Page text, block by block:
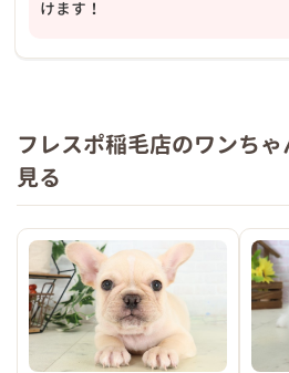
けます！
フレスポ稲毛店のワンち
見る